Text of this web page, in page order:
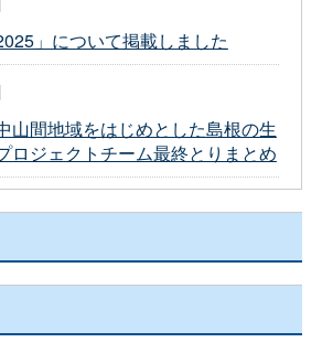
」について掲載しました
山間地域をはじめとした島根の生
ロジェクトチーム最終とりまとめ